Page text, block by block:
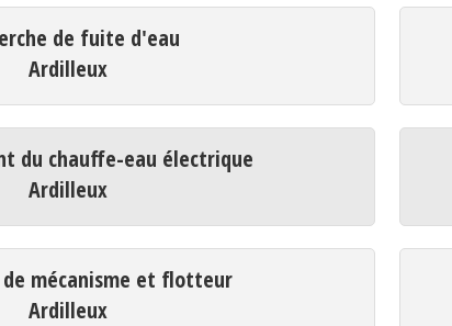
de fuite d'eau
Ardilleux
du chauffe-eau électrique
Ardilleux
mécanisme et flotteur
Ardilleux